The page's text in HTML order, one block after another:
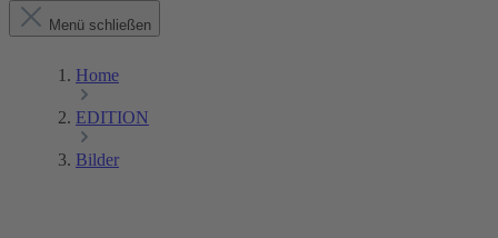
Menü schließen
Home
EDITION
Bilder